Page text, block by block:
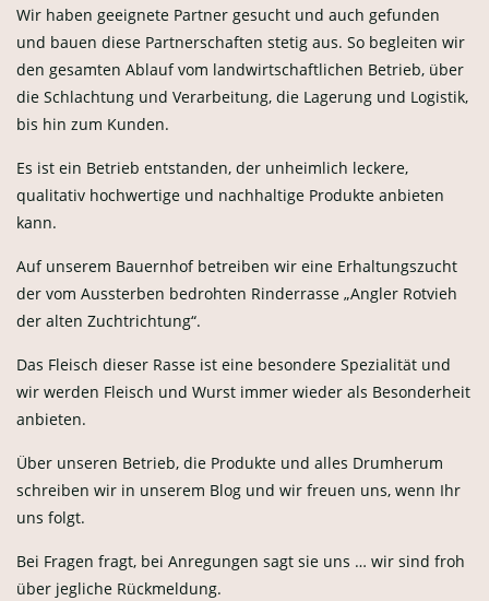
Wir haben geeignete Partner gesucht und auch gefunden
und bauen diese Partnerschaften stetig aus. So begleiten wir
den gesamten Ablauf vom landwirtschaftlichen Betrieb, über
die Schlachtung und Verarbeitung, die Lagerung und Logistik,
bis hin zum Kunden.
Es ist ein Betrieb entstanden, der unheimlich leckere,
qualitativ hochwertige und nachhaltige Produkte anbieten
kann.
Auf unserem Bauernhof betreiben wir eine Erhaltungszucht
der vom Aussterben bedrohten Rinderrasse „Angler Rotvieh
der alten Zuchtrichtung“.
Das Fleisch dieser Rasse ist eine besondere Spezialität und
wir werden Fleisch und Wurst immer wieder als Besonderheit
anbieten.
Über unseren Betrieb, die Produkte und alles Drumherum
schreiben wir in unserem Blog und wir freuen uns, wenn Ihr
uns folgt.
Bei Fragen fragt, bei Anregungen sagt sie uns … wir sind froh
über jegliche Rückmeldung.